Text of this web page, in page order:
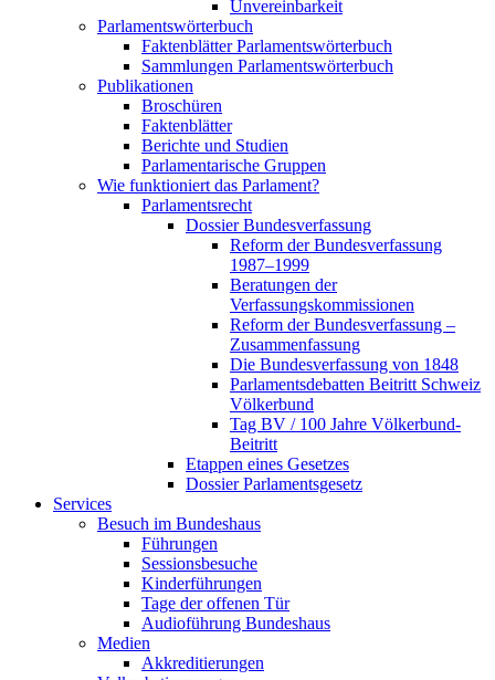
Unvereinbarkeit
Parlamentswörterbuch
Faktenblätter Parlamentswörterbuch
Sammlungen Parlamentswörterbuch
Publikationen
Broschüren
Faktenblätter
Berichte und Studien
Parlamentarische Gruppen
Wie funktioniert das Parlament?
Parlamentsrecht
Dossier Bundesverfassung
Reform der Bundesverfassung
1987–1999
Beratungen der
Verfassungskommissionen
Reform der Bundesverfassung –
Zusammenfassung
Die Bundesverfassung von 1848
Parlamentsdebatten Beitritt Schweiz
Völkerbund
Tag BV / 100 Jahre Völkerbund-
Beitritt
Etappen eines Gesetzes
Dossier Parlamentsgesetz
Services
Besuch im Bundeshaus
Führungen
Sessionsbesuche
Kinderführungen
Tage der offenen Tür
Audioführung Bundeshaus
Medien
Akkreditierungen